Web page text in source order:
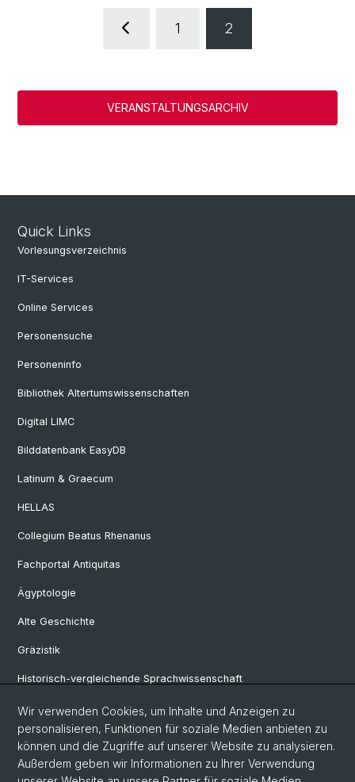
1 2
VERANSTALTUNGSARCHIV
Quick Links
Vorlesungsverzeichnis
IT-Services
Online Services
Personensuche
Personeninfo
Bibliothek Altertumswissenschaften
Digital LIMC
Bilddatenbank EasyDB
Latinum & Graecum
HELLAS
Collegium Beatus Rhenanus
Fachportal Antiquitas
Ägyptologie
Alte Geschichte
Gräzistik
Historisch-vergleichende Sprachwissenschaft
Klassische Archäologie
Latinistik
Ur- und Frühgeschichtliche und Provinzialrömische Archäologie
Wir verwenden Cookies, um Inhalte und Anzeigen zu
personalisieren, Funktionen für soziale Medien anbieten zu
können und die Zugriffe auf unserer Website zu analysieren.
Außerdem geben wir Informationen zu Ihrer Verwendung